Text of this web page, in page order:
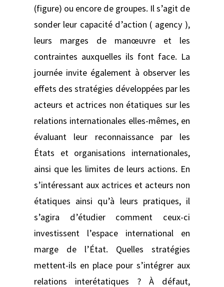
(figure) ou encore de groupes. Il s’agit de
sonder leur capacité d’action ( agency ),
leurs marges de manœuvre et les
contraintes auxquelles ils font face. La
journée invite également à observer les
effets des stratégies développées par les
acteurs et actrices non étatiques sur les
relations internationales elles-mêmes, en
évaluant leur reconnaissance par les
États et organisations internationales,
ainsi que les limites de leurs actions. En
s’intéressant aux actrices et acteurs non
étatiques ainsi qu’à leurs pratiques, il
s’agira d’étudier comment ceux-ci
investissent l’espace international en
marge de l’État. Quelles stratégies
mettent-ils en place pour s’intégrer aux
relations interétatiques ? À défaut,